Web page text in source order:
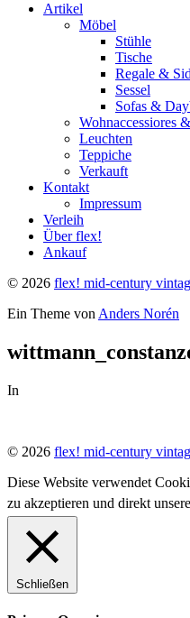
Artikel
Möbel
Stühle
Tische
Regale &
Sessel
Sofas &
Wohnaccessiores
Leuchten
Teppiche
Verkauft
Kontakt
Impressum
Verleih
Über flex!
Ankauf
© 2026 flex! mid-century
Ein Theme von Anders Norén
In
© 2026 flex! mid-century
Diese Website verwendet
zu akzeptieren und direkt
Schließen